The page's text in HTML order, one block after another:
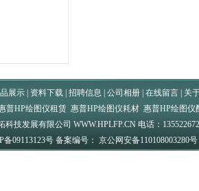
展示| 资料下载| 招聘信息 公司相册| 在线留言|
关
普HP绘图仪租赁 惠普HP绘图仪耗材 惠普HP绘图仪
技发展有限公司 WWW.HPLFP.CN 电话：
备09113123号 备案编号： 京公网安备110108003280